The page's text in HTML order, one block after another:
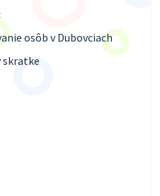
osôb v Dubovciach
skratke